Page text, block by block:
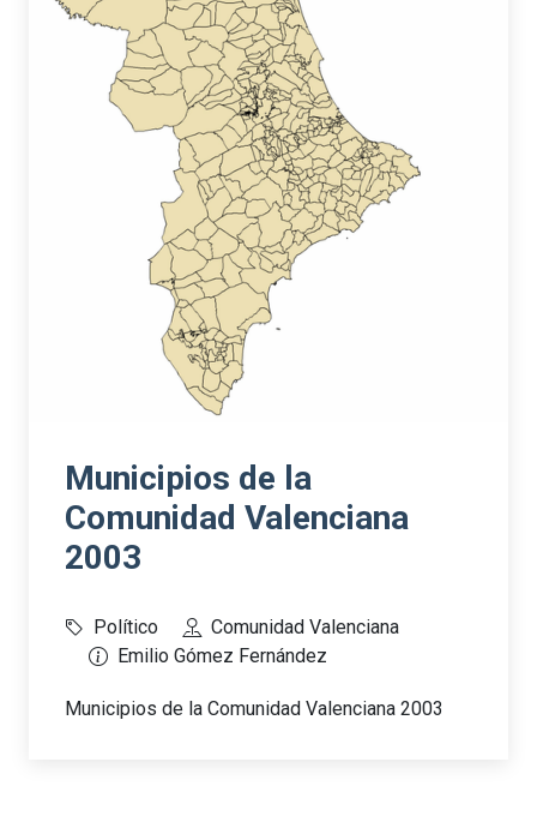
Municipios de la
Comunidad Valenciana
2003
Político
Comunidad Valenciana
Emilio Gómez Fernández
Municipios de la Comunidad Valenciana 2003